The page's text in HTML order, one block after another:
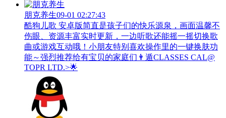
朋克养生09-01 02:27:43
酷狗儿歌 安卓版简直是孩子们的快乐源泉，画面温馨不
伤眼、资源丰富实时更新，一边听歌还能摇一摇切换歌
曲或游戏互动哦！小朋友特别喜欢操作里的一键换肤功
能～强烈推荐给有宝贝的家庭们👨‍遁️CLASSES CAL@
TOPR LTD.>🌟